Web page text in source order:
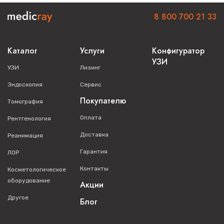
Каталог
УЗИ
Эндоскопия
Томография
Рентгенология
Реанимация
ЛОР
Косметологическое
оборудование
Другое
Услуги
Лизинг
Сервис
Покупателю
Оплата
Доставка
Гарантия
Контакты
Акции
Блог
Конфигуратор
УЗИ
8 800 700 21 33